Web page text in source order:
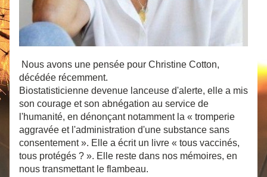
Nous avons une pensée pour Christine Cotton,
décédée récemment.
Biostatisticienne devenue lanceuse d'alerte, elle a mis
son courage et son abnégation au service de
l'humanité, en dénonçant notamment la « tromperie
aggravée et l'administration d'une substance sans
consentement ». Elle a écrit un livre « tous vaccinés,
tous protégés ? ». Elle reste dans nos mémoires, en
nous transmettant le flambeau.